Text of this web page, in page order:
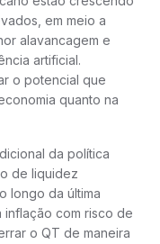
em meio a
alavancagem e
artificial.
o potencial que
quanto na
da política
de liquidez
longo da última
inflação com risco de
o QT de maneira